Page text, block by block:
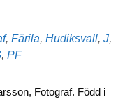
, Färila, Hudiksvall, J,
, PF
Fotograf. Född i